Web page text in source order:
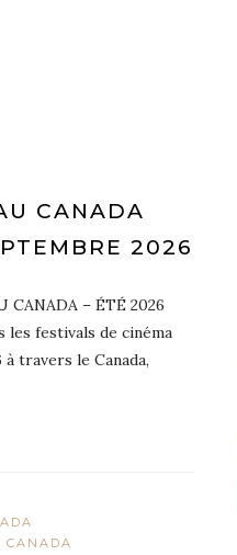
CANADA
2026
CANADA – ÉTÉ 2026
les festivals de cinéma
travers le Canada,